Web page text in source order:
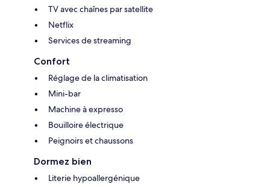
TV avec chaînes par satellite
Netflix
Services de streaming
Confort
Réglage de la climatisation
Mini-bar
Machine à expresso
Bouilloire électrique
Peignoirs et chaussons
Dormez bien
Literie hypoallergénique